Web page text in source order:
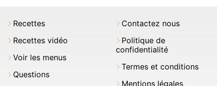
Recettes
Recettes vidéo
Voir les menus
Questions
Contactez nous
Politique de
confidentialité
Termes et conditions
Mentions légales